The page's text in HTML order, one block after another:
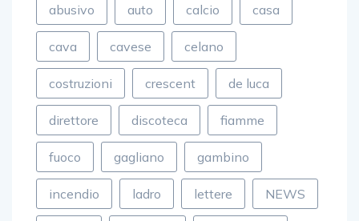
abusivo auto calcio casa
cava cavese celano
costruzioni crescent de luca
direttore discoteca fiamme
fuoco gagliano gambino
incendio ladro lettere NEWS